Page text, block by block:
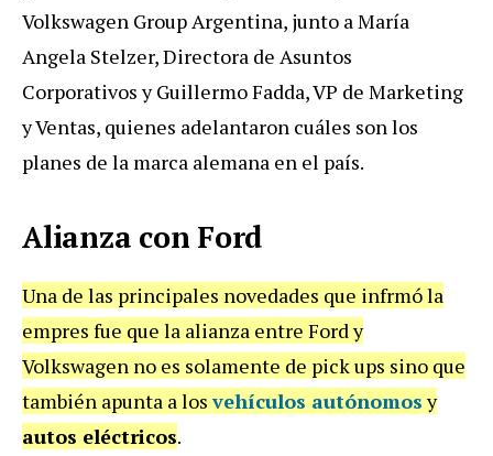
Volkswagen Group Argentina, junto a María
Angela Stelzer, Directora de Asuntos
Corporativos y Guillermo Fadda, VP de Marketing
y Ventas, quienes adelantaron cuáles son los
planes de la marca alemana en el país.
Alianza con Ford
Una de las principales novedades que infrmó la
empres fue que la alianza entre Ford y
Volkswagen no es solamente de pick ups sino que
también apunta a losvehículos autónomosy
autos eléctricos.